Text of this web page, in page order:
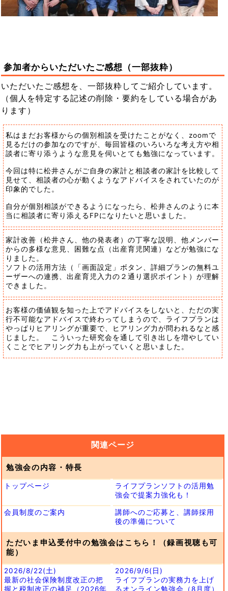
参加者からいただいたご感想（一部抜粋）
いただいたご感想を、一部抜粋してご紹介しています。
（個人を特定する記述の削除・要約をしている場合があ
ります）
私はまだお客様からの個別相談を受けたことがなく、zoomで
見るだけの参加なのですが、毎回皆様のいろいろな考え方や相
談者に寄り添うような意見を伺いとても勉強になっています。
今回は特に松井さんがご自身の家計と相談者の家計を比較して
見せて、相談者の心が動くようなアドバイスをされていたのが
印象的でした。
自分が個別相談ができるようになったら、松井さんのように本
当に相談者に寄り添えるFPになりたいと思いました。
家計改善（松井さん、他の発表者）の丁寧な説明、他メンバー
からの多様な意見、困難な点（出産育児関連）などが勉強にな
りました。
ソフトの活用方法（「画面設定」ボタン、詳細プランの無料ユ
ーザーへの連携、出産育児入力の２通り選択ポイント）が理解
できました。
お客様の価値観を知った上でアドバイスをしないと、ただの実
行不可能なアドバイスで終わってしまうので、ライフプランは
やっぱりヒアリングが重要で、ヒアリング力が問われるなと感
じました。 こういった研究会を通して引き出しを増やしてい
くことでヒアリング力も上がっていくと思いました。
関連ページ
勉強会の内容・特長
トップページ
ライフプランソフトの活用勉
強会で提案力強化も！
会員制度のご案内
講師へのご応募と、講師採用
後の準備について
ただいま申込受付中の勉強会はこちら！（録画視聴も可
能）
2026/8/22(土)
最新の社会保険制度改正の把
握と税制改正の補足（2026年
2026/9/6(日)
ライフプランの実務力を上げ
るオンライン勉強会（8月度）